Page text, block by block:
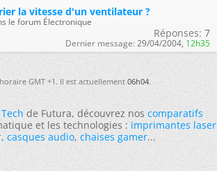
la vitesse d'un ventilateur ?
le forum Électronique
Réponses: 7
Dernier message: 29/04/2004, 12h35
GMT +1. Il est actuellement06h04.
Techde Futura, découvrez noscomparatifs
et les technologies :imprimantes laser
,casques audio,chaises gamer...